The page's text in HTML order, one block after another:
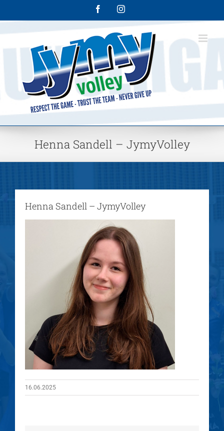
FacebookInstagram
Henna Sandell – JymyVolley
Henna Sandell – JymyVolley
16.06.2025